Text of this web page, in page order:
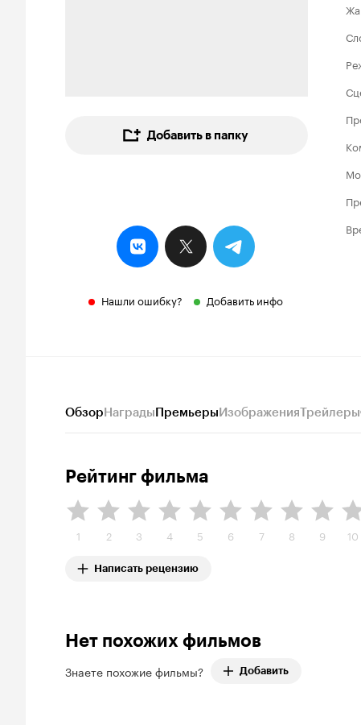
Добавить в папку
Нашли ошибку? Добавить инфо
ОбзорНаградыПремьерыИзображенияТрейлеры
Рейтинг фильма
1 2 3 4 5 6 7 8 9 10
Написать рецензию
Нет похожих фильмов
Знаете похожие фильмы? Добавить